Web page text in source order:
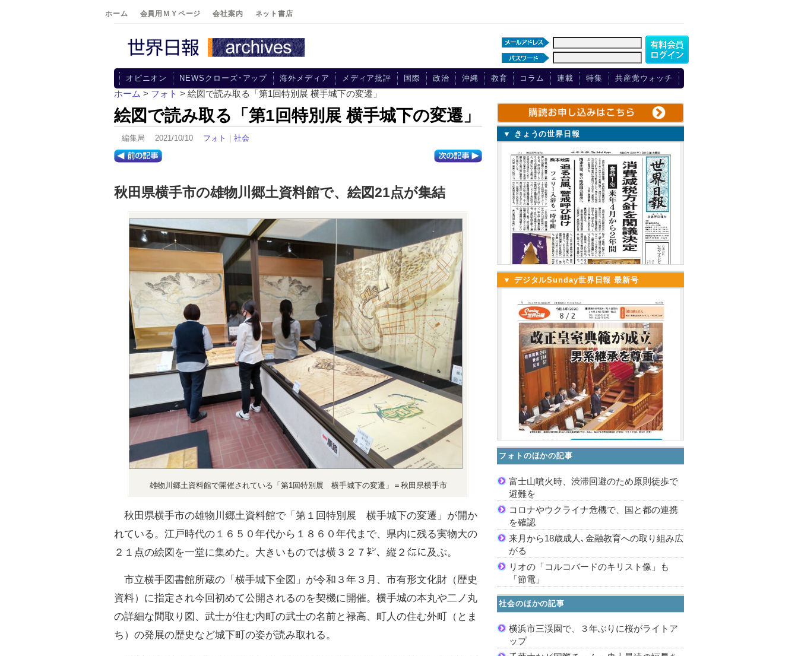
ホーム 会員用ＭＹページ 会社案内 ネット書店
オピニオン NEWSクローズ･アップ 海外メディア メディア批評 国際 政治 沖縄 教育 コラム 連載 特集 共産党ウォッチ
ホーム > フォト > 絵図で読み取る「第1回特別展 横手城下の変遷」
絵図で読み取る「第1回特別展 横手城下の変遷」
編集局 2021/10/10 フォト ｜ 社会
秋田県横手市の雄物川郷土資料館で、絵図21点が集結
雄物川郷土資料館で開催されている「第1回特別展 横手城下の変遷」＝秋田県横手市
秋田県横手市の雄物川郷土資料館で「第１回特別展 横手城下の変遷」が開か
れている。江戸時代の１６５０年代から１８６０年代まで、県内に残る実物大の
２１点の絵図を一堂に集めた。大きいものでは横３２７㌢、縦２㍍に及ぶ。
市立横手図書館所蔵の「横手城下全図」が令和３年３月、市有形文化財（歴史
資料）に指定され今回初めて公開されるのを契機に開催。横手城の本丸や二ノ丸
の詳細な間取り図、武士が住む内町の武士の名前と禄高、町人の住む外町（とま
ち）の発展の歴史など城下町の姿が読み取れる。
▼ きょうの世界日報
▼ デジタルSunday世界日報 最新号
フォトのほかの記事
富士山噴火時、渋滞回避のため原則徒歩で
避難を
コロナやウクライナ危機で、国と都の連携
を確認
来月から18歳成人､金融教育への取り組み広
がる
リオの「コルコバードのキリスト像」も
「節電」
社会のほかの記事
横浜市三渓園で、３年ぶりに桜がライトア
ップ